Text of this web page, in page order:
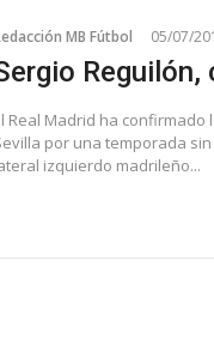
MB Fútbol 05/07/
Real Madrid ha confirmado
por una temporada
izquierdo madrileño...